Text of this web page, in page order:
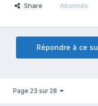
Share Abonnés
Répondre à ce
Page 23 sur 28